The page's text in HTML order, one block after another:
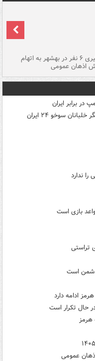
دستگیری ۶ نفر در بهشهر به اتهام
اذهان عمومی
در برابر ایران
سوخو ۲۴ ایران
ندارد
بازی است
دشمن است
ادامه دارد
حال تکرار است
هرمز